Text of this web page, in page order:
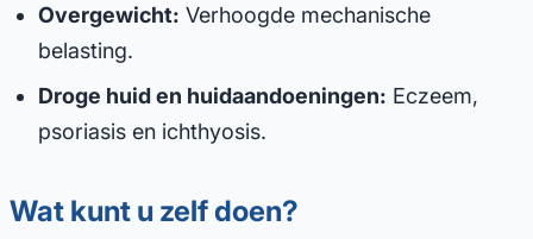
Overgewicht: Verhoogde mechanische
belasting.
Droge huid en huidaandoeningen: Eczeem,
psoriasis en ichthyosis.
Wat kunt u zelf doen?